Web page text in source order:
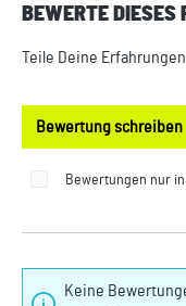
Durchschnittliche
BEWERTE DIESES
Teile Deine
Bewertung schreiben
Bewertungen nur
Keine